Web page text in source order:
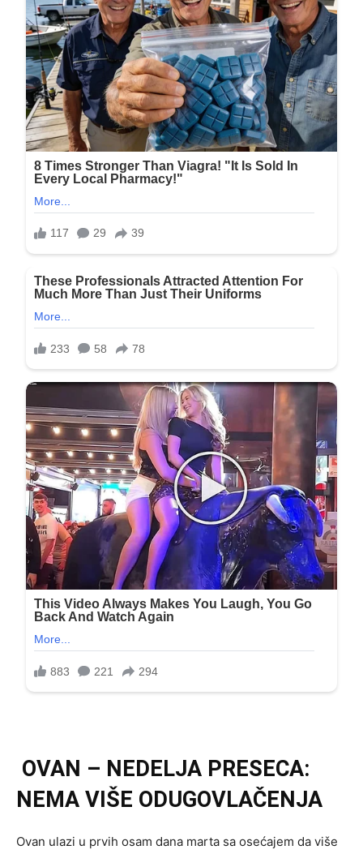
OVAN – NEDELJA PRESECA:
NEMA VIŠE ODUGOVLAČENJA
Ovan ulazi u prvih osam dana marta sa osećajem da više